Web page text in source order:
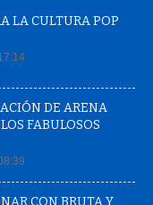
LA CULTURA POP
DE ARENA
FABULOSOS
CON BRUTA Y